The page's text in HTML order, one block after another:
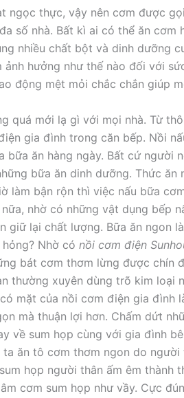
ngọc thực, vậy nên cơm được
số nhà. Bất kì ai có thể ăn cơm
nhiều chất bột và dinh dưỡng
hưởng như thế nào đối với
động mệt mỏi chắc chắn giúp
quá mới lạ gì với mọi nhà. Từ
gia đình trong căn bếp. Nồi
ăn hàng ngày. Bất cứ người
bữa ăn dinh dưỡng. Thức ăn
làm bận rộn thì việc nấu bữa
nhờ có những vật dụng bếp
giữ lại chất lượng. Bữa ăn ngon
Nhờ có nồi cơm điện
bát cơm thơm lừng được chín
thường xuyên dùng trõ kim loại
mặt của nồi cơm điện gia đình
mà thuận lợi hơn. Chấm dứt
về sum họp cùng với gia đình
ăn tô cơm thơm ngon do người
họp người thân ấm êm thành
cơm sum họp như vầy. Cực